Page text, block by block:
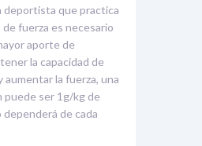
deportista que practica
fuerza es necesario
aporte de
la capacidad de
aumentar la fuerza, una
puede ser 1g/kg de
de cada